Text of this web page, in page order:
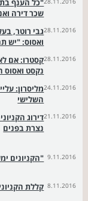
"כל הענף
שכר דירה
28.11.2016גבי רוטר,
ואסוס: "יש
28.11.2016קסטרו: אם
נקסט ואסוס
24.11.2016
השלישי
21.11.2016דירוג
נצרת בפנים
9.11.2016 "הקניונים
8.11.2016 קללת